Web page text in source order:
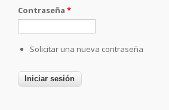
Contraseña *
Solicitar una nueva contraseña